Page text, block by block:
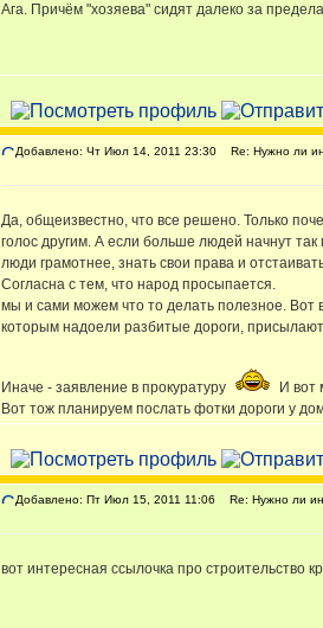
Ага. Причём "хозяева" сидят далеко за
Добавлено: Чт Июл 14, 2011 23:30 Re: Нужно ли
Да, общеизвестно, что все решено. Только
голос другим. А если больше людей начнут
люди грамотнее, знать свои права и
Согласна с тем, что народ просыпается.
мы и сами можем что то делать полезное.
которым надоели разбитые дороги,
Иначе - заявление в прокуратуру
И вот
Вот тож планируем послать фотки дороги у
Добавлено: Пт Июл 15, 2011 11:06 Re: Нужно ли
вот интересная ссылочка про строительство